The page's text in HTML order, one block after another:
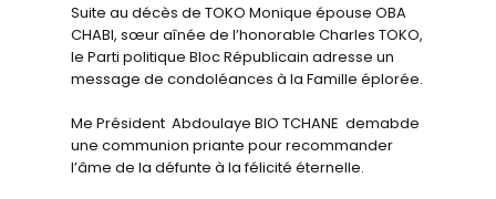
Suite au décès de TOKO Monique épouse OBA
CHABI, sœur aînée de l’honorable Charles TOKO,
le Parti politique Bloc Républicain adresse un
message de condoléances à la Famille éplorée.
Me Président Abdoulaye BIO TCHANE demabde
une communion priante pour recommander
l’âme de la défunte à la félicité éternelle.